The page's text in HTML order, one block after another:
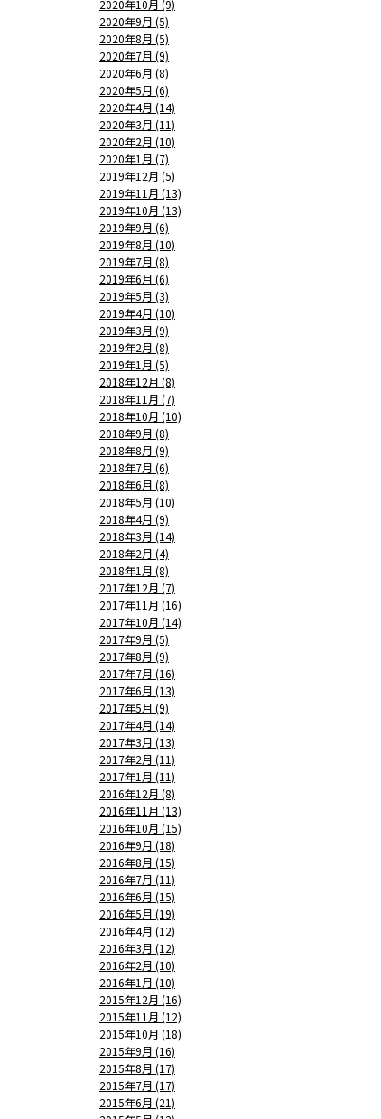
2020年10月 (9)
2020年9月 (5)
2020年8月 (5)
2020年7月 (9)
2020年6月 (8)
2020年5月 (6)
2020年4月 (14)
2020年3月 (11)
2020年2月 (10)
2020年1月 (7)
2019年12月 (5)
2019年11月 (13)
2019年10月 (13)
2019年9月 (6)
2019年8月 (10)
2019年7月 (8)
2019年6月 (6)
2019年5月 (3)
2019年4月 (10)
2019年3月 (9)
2019年2月 (8)
2019年1月 (5)
2018年12月 (8)
2018年11月 (7)
2018年10月 (10)
2018年9月 (8)
2018年8月 (9)
2018年7月 (6)
2018年6月 (8)
2018年5月 (10)
2018年4月 (9)
2018年3月 (14)
2018年2月 (4)
2018年1月 (8)
2017年12月 (7)
2017年11月 (16)
2017年10月 (14)
2017年9月 (5)
2017年8月 (9)
2017年7月 (16)
2017年6月 (13)
2017年5月 (9)
2017年4月 (14)
2017年3月 (13)
2017年2月 (11)
2017年1月 (11)
2016年12月 (8)
2016年11月 (13)
2016年10月 (15)
2016年9月 (18)
2016年8月 (15)
2016年7月 (11)
2016年6月 (15)
2016年5月 (19)
2016年4月 (12)
2016年3月 (12)
2016年2月 (10)
2016年1月 (10)
2015年12月 (16)
2015年11月 (12)
2015年10月 (18)
2015年9月 (16)
2015年8月 (17)
2015年7月 (17)
2015年6月 (21)